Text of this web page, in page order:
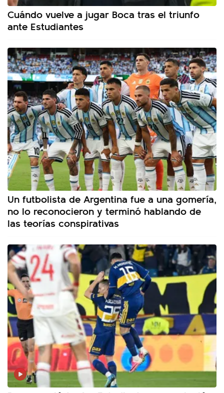
Cuándo vuelve a jugar Boca tras el triunfo
ante Estudiantes
Un futbolista de Argentina fue a una gomería,
no lo reconocieron y terminó hablando de
las teorías conspirativas